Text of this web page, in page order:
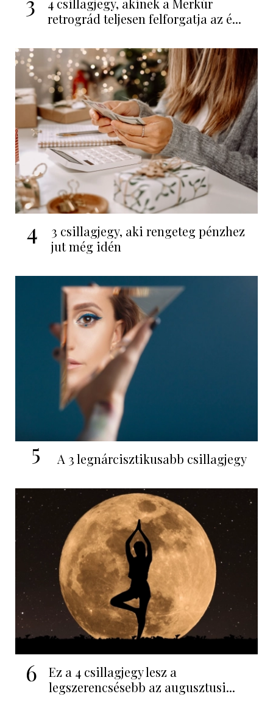
retrográd teljesen felforgatja az é...
4
3 csillagjegy, aki rengeteg pénzhez
jut még idén
5 A 3 legnárcisztikusabb csillagjegy
6
Ez a 4 csillagjegy lesz a
legszerencsésebb az augusztusi...